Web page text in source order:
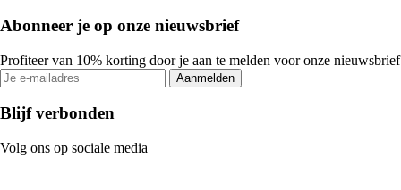
Abonneer je op onze nieuwsbrief
Profiteer van 10% korting door je aan te melden voor onze nieuwsbrief
Aanmelden
Blijf verbonden
Volg ons op sociale media